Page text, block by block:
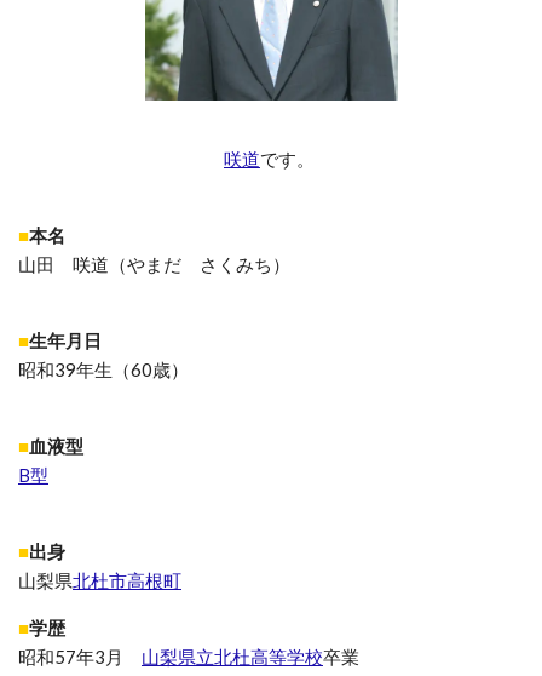
咲道です。
■本名
山田 咲道（やまだ さくみち）
■生年月日
昭和39年生（60歳）
■血液型
B型
■出身
山梨県北杜市高根町
■学歴
昭和57年3月 山梨県立北杜高等学校卒業